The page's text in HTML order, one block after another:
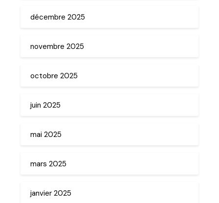
décembre 2025
novembre 2025
octobre 2025
juin 2025
mai 2025
mars 2025
janvier 2025